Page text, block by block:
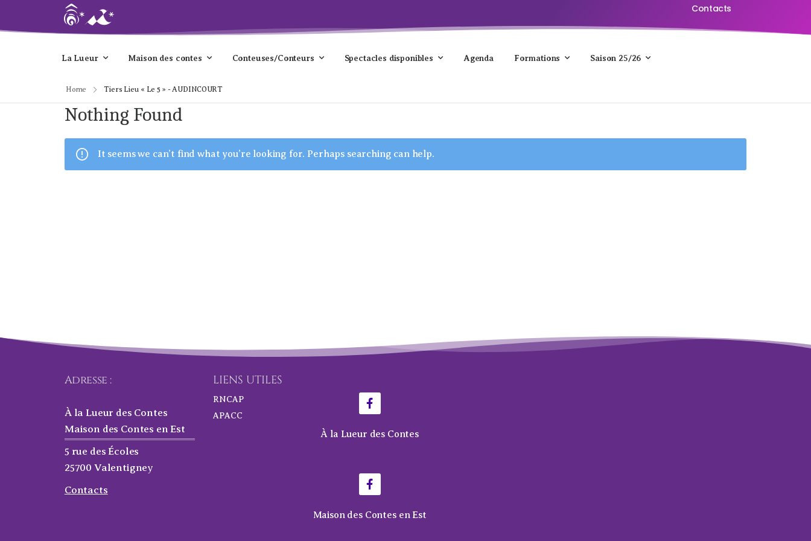
Contacts
La Lueur Maison des contes Conteuses/Conteurs Spectacles disponibles Agenda Formations Saison 25/26
Home Tiers Lieu « Le 5 » - AUDINCOURT
Nothing Found
It seems we can’t find what you’re looking for. Perhaps searching can help.
Adresse :
À la Lueur des Contes
Maison des Contes en Est
5 rue des Écoles
25700 Valentigney
Contacts
LIENS UTILES
RNCAP
APACC
À la Lueur des Contes
Maison des Contes en Est